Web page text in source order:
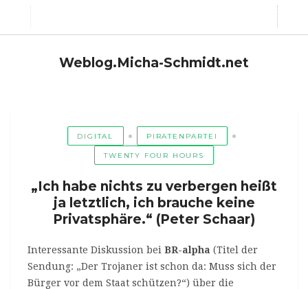
Weblog.Micha-Schmidt.net
DIGITAL PIRATENPARTEI
TWENTY FOUR HOURS
„Ich habe nichts zu verbergen heißt
ja letztlich, ich brauche keine
Privatsphäre.“ (Peter Schaar)
Interessante Diskussion bei BR-alpha (Titel der
Sendung: „Der Trojaner ist schon da: Muss sich der
Bürger vor dem Staat schützen?“) über die